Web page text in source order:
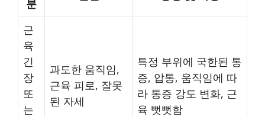
분
근
육
긴
장
또
는
과도한 움직임,
근육 피로, 잘못
된 자세
특정 부위에 국한된 통
증, 압통, 움직임에 따
라 통증 강도 변화, 근
육 뻣뻣함